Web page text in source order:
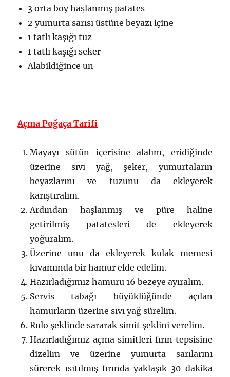
3 orta boy haşlanmış patates
2 yumurta sarısı üstüne beyazı içine
1 tatlı kaşığı tuz
1 tatlı kaşığı seker
Alabildiğince un
Açma Poğaça Tarifi
Mayayı sütün içerisine alalım, eridiğinde
üzerine sıvı yağ, şeker, yumurtaların
beyazlarını ve tuzunu da ekleyerek
karıştıralım.
Ardından haşlanmış ve püre haline
getirilmiş patatesleri de ekleyerek
yoğuralım.
Üzerine unu da ekleyerek kulak memesi
kıvamında bir hamur elde edelim.
Hazırladığımız hamuru 16 bezeye ayıralım.
Servis tabağı büyüklüğünde açılan
hamurların üzerine sıvı yağ sürelim.
Rulo şeklinde sararak simit şeklini verelim.
Hazırladığımız açma simitleri fırın tepsisine
dizelim ve üzerine yumurta sarılarını
sürerek ısıtılmış fırında yaklaşık 30 dakika